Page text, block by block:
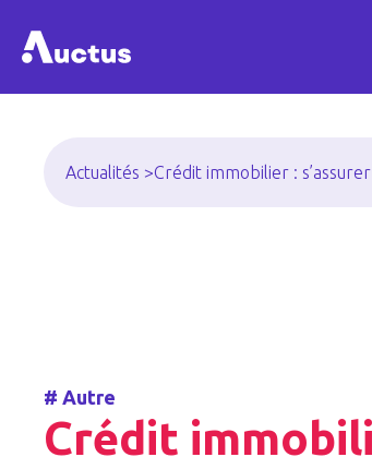
Actualités >Crédit immobilier :
# Autre
Crédit